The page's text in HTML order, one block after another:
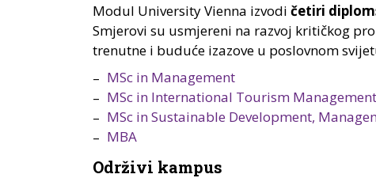
Modul University Vienna izvodi četiri
Smjerovi su usmjereni na razvoj kritičkog
trenutne i buduće izazove u poslovnom
MSc in Management
MSc in International Tourism Management
MSc in Sustainable Development,
MBA
Održivi kampus